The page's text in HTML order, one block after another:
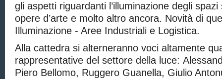
gli aspetti riguardanti l’illuminazione degli
opere d’arte e molto altro ancora. Novità di
Illuminazione - Aree Industriali e Logistica.
Alla cattedra si alterneranno voci altamente
rappresentative del settore della luce:
Piero Bellomo, Ruggero Guanella, Giulio